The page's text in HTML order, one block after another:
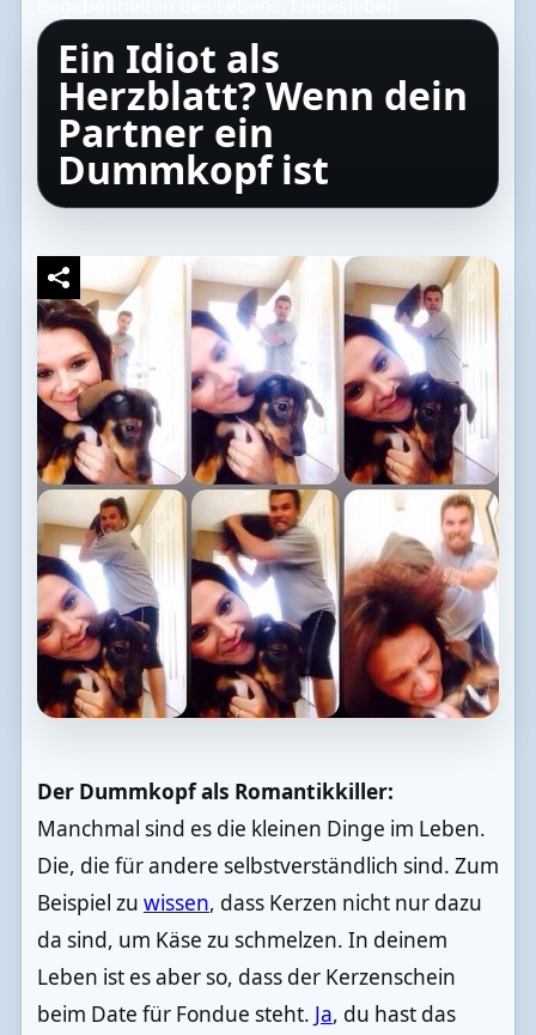
Ein Idiot als
Herzblatt? Wenn dein
Partner ein
Dummkopf ist
Der Dummkopf als Romantikkiller:
Manchmal sind es die kleinen Dinge im Leben.
Die, die für andere selbstverständlich sind. Zum
Beispiel zu wissen, dass Kerzen nicht nur dazu
da sind, um Käse zu schmelzen. In deinem
Leben ist es aber so, dass der Kerzenschein
beim Date für Fondue steht. Ja, du hast das